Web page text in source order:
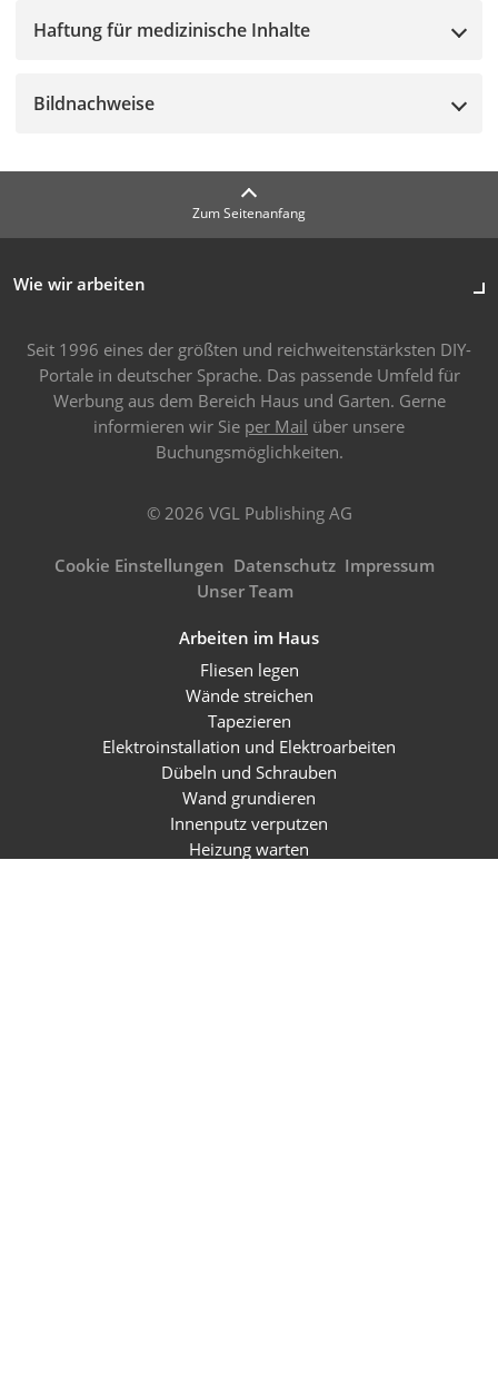
Haftung für medizinische Inhalte
Bildnachweise
Zum Seitenanfang
Wie wir arbeiten
Seit 1996 eines der größten und reichweitenstärksten DIY-
Portale in deutscher Sprache. Das passende Umfeld für
Werbung aus dem Bereich Haus und Garten. Gerne
informieren wir Sie per Mail über unsere
Buchungsmöglichkeiten.
© 2026 VGL Publishing AG
Cookie Einstellungen Datenschutz Impressum
Unser Team
Arbeiten im Haus
Fliesen legen
Wände streichen
Tapezieren
Elektroinstallation und Elektroarbeiten
Dübeln und Schrauben
Wand grundieren
Innenputz verputzen
Heizung warten